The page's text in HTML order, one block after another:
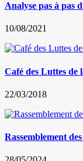
Analyse pas à pas
10/08/2021
Café des Luttes de
22/03/2018
Rassemblement